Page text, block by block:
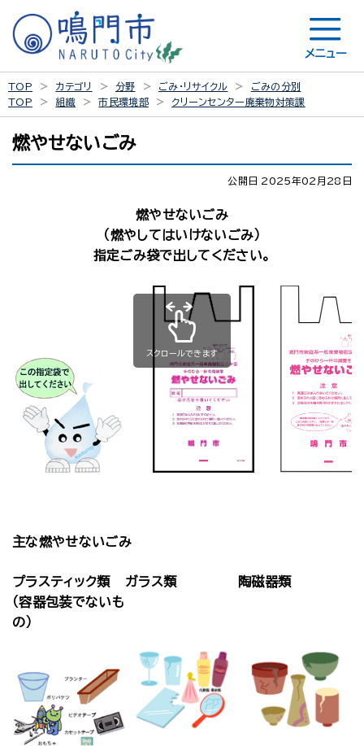
メニュー
TOP カテゴリ 分野 ごみ・リサイクル
ごみの分別
TOP
組織 市民環境部 クリーンセンター廃棄物対策課
燃やせないごみ
公開日 2025年02月28日
燃やせないごみ
（燃やしてはいけないごみ）
指定ごみ袋で出してください。
スクロールできます
主な燃やせないごみ
プラスティック類
（容器包装でないも
の）
ガラス類 陶磁器類